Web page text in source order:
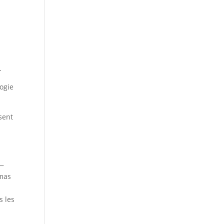
les